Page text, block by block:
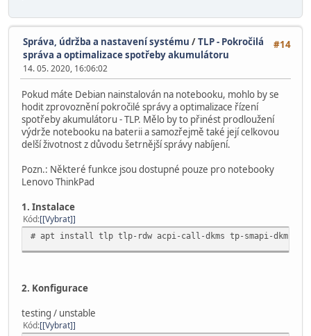
#14
Správa, údržba a nastavení systému /TLP - Pokročilá
správa a optimalizace spotřeby akumulátoru
14. 05. 2020, 16:06:02
Pokud máte Debian nainstalován na notebooku, mohlo by se
hodit zprovoznění pokročilé správy a optimalizace řízení
spotřeby akumulátoru - TLP. Mělo by to přinést prodloužení
výdrže notebooku na baterii a samozřejmě také její celkovou
delší životnost z důvodu šetrnější správy nabíjení.
Pozn.: Některé funkce jsou dostupné pouze pro notebooky
Lenovo ThinkPad
1. Instalace
Kód [Vybrat]
# apt install tlp tlp-rdw acpi-call-dkms tp-smapi-dkms
2. Konfigurace
testing / unstable
Kód [Vybrat]